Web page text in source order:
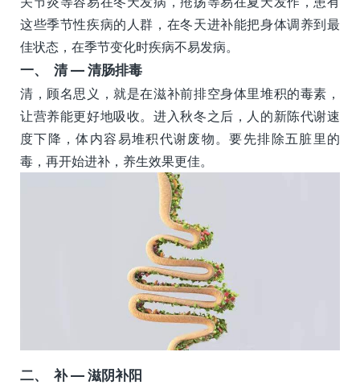
这些季节性疾病的人群，在冬天进补能把身体调养到最
佳状态，在季节变化时疾病不易发病。
一、 清 — 清肠排毒
清，顾名思义，就是在滋补前排空身体里堆积的毒素，
让营养能更好地吸收。进入秋冬之后，人的新陈代谢速
度下降，体内容易堆积代谢废物。要先排除五脏里的
毒，再开始进补，养生效果更佳。
二、 补 — 滋阴补阳